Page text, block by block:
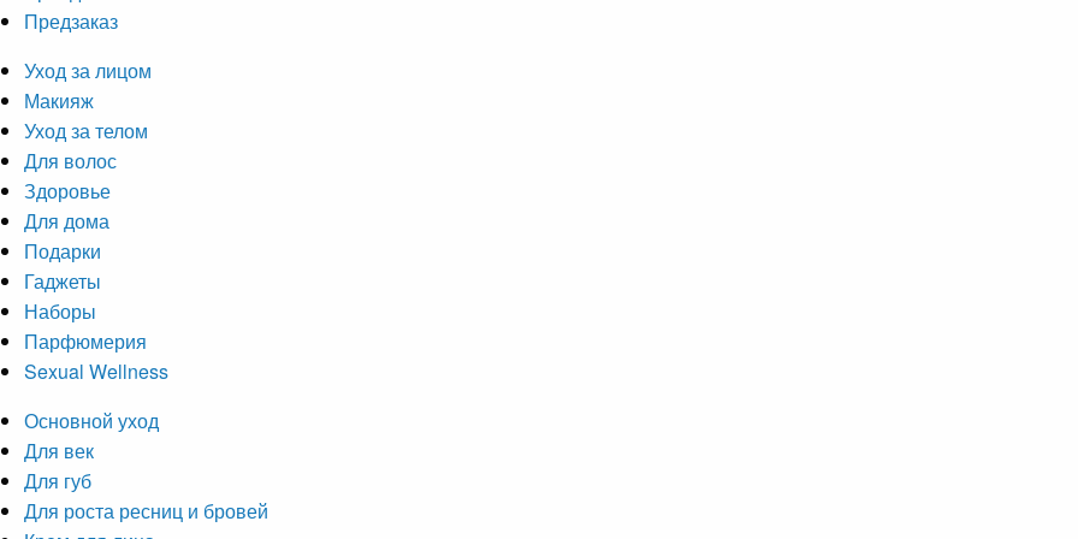
Предзаказ
Уход за лицом
Макияж
Уход за телом
Для волос
Здоровье
Для дома
Подарки
Гаджеты
Наборы
Парфюмерия
Sexual Wellness
Основной уход
Для век
Для губ
Для роста ресниц и бровей